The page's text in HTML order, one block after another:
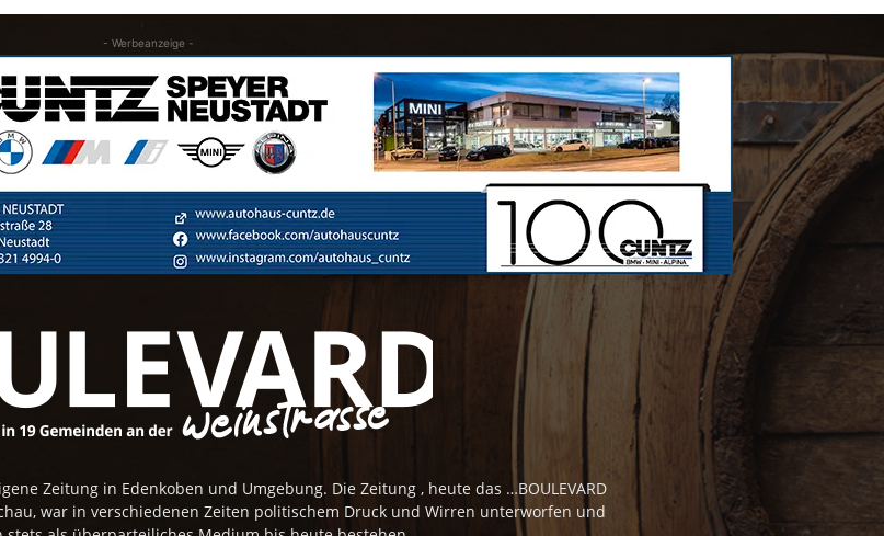
- Werbeanzeige -
Zeitung in Edenkoben und Umgebung. Die Zeitung , heute das …BOULEVARD
war in verschiedenen Zeiten politischem Druck und Wirren unterworfen und